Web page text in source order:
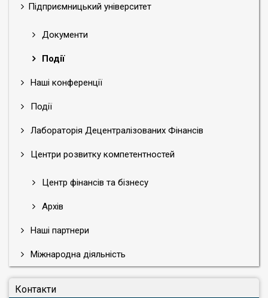
Підприємницький університет
Документи
Події
Наші конференції
Події
Лабораторія Децентралізованих Фінансів
Центри розвитку компетентностей
Центр фінансів та бізнесу
Архів
Наші партнери
Міжнародна діяльність
Контакти